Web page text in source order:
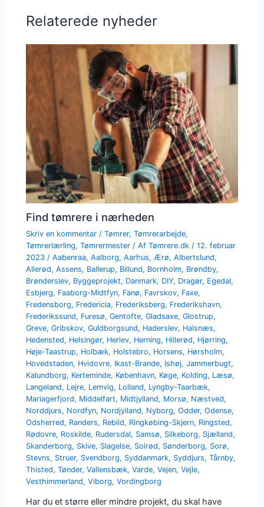
Relaterede nyheder
Find tømrere i nærheden
Skriv en kommentar /Tømrer,Tømrerarbejde,
Tømrerlærling,Tømrermester / AfTømrere.dk /12. februar
2023 /Aabenraa,Aalborg,Aarhus, Ærø,Albertslund,
Allerød,Assens, Ballerup, Billund, Bornholm, Brøndby,
Brønderslev, Byggeprojekt, Danmark, DIY, Dragør, Egedal,
Esbjerg, Faaborg-Midtfyn, Fanø, Favrskov, Faxe,
Fredensborg, Fredericia, Frederiksberg, Frederikshavn,
Frederikssund, Furesø,Gentofte,Gladsaxe,Glostrup,
Greve,Gribskov,Guldborgsund, Haderslev, Halsnæs,
Hedensted, Helsingør, Herlev, Herning, Hillerød, Hjørring,
Høje-Taastrup, Holbæk, Holstebro, Horsens, Hørsholm,
Hovedstaden, Hvidovre, Ikast-Brande, Ishøj,Jammerbugt,
Kalundborg, Kerteminde, København, Køge, Kolding, Læsø,
Langeland, Lejre, Lemvig, Lolland, Lyngby-Taarbæk,
Mariagerfjord, Middelfart, Midtjylland, Morsø, Næstved,
Norddjurs, Nordfyn, Nordjylland, Nyborg,Odder,Odense,
Odsherred, Randers, Rebild, Ringkøbing-Skjern, Ringsted,
Rødovre, Roskilde, Rudersdal, Samsø, Silkeborg, Sjælland,
Skanderborg, Skive, Slagelse, Solrød, Sønderborg, Sorø,
Stevns, Struer, Svendborg, Syddanmark, Syddjurs,Tårnby,
Thisted,Tønder,Vallensbæk,Varde,Vejen,Vejle,
Vesthimmerland,Viborg,Vordingborg
Har du et større eller mindre projekt, du skal have